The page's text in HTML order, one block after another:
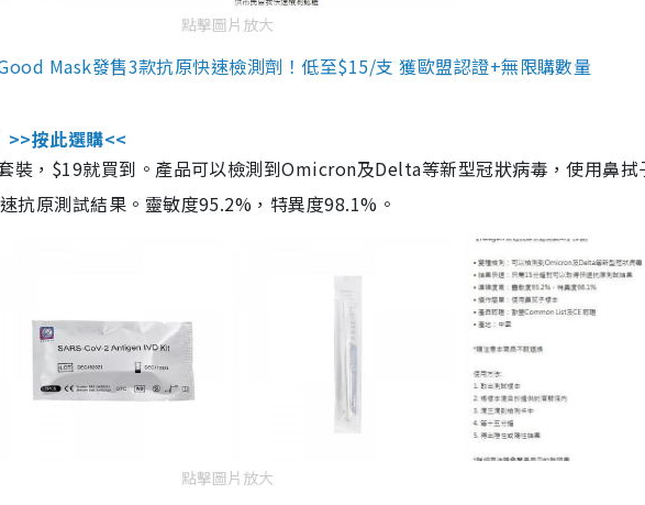
點擊圖片放大
Mask發售3款抗原快速檢測劑！低至$15/支 獲歐盟認證+無限購數量
>>按此選購<<
裝，$19就買到。產品可以檢測到Omicron及Delta等新型冠狀病毒，使用鼻拭
抗原測試結果。靈敏度95.2%，特異度98.1%。
點擊圖片放大